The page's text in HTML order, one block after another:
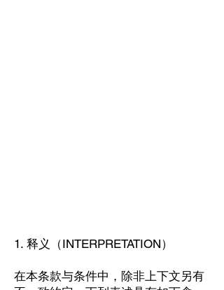
1. 释义（INTERPRETATION）
在本条款与条件中，除非上下文另有